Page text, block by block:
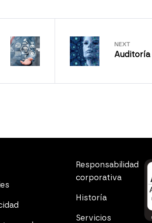
NEXT
Auditoría
Responsabilidad
corporativa
Historía
Servicios